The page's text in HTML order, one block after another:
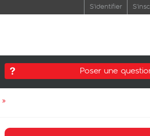
S'identifier
Poser une
»